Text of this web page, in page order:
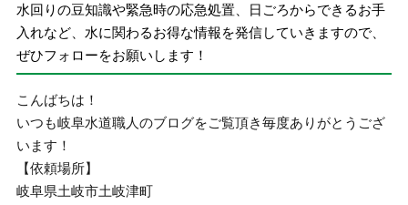
水回りの豆知識や緊急時の応急処置、日ごろからできるお手
入れなど、水に関わるお得な情報を発信していきますので、
ぜひフォローをお願いします！
こんばちは！
いつも岐阜水道職人のブログをご覧頂き毎度ありがとうござ
います！
【依頼場所】
岐阜県土岐市土岐津町